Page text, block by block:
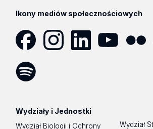
Ikony mediów społecznościowych
Wydziały i Jednostki
Wydział Biologii i Ochrony
Wydział